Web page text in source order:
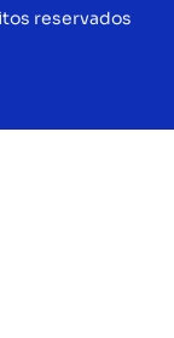
reservados